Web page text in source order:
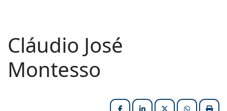
Cláudio José
Montesso